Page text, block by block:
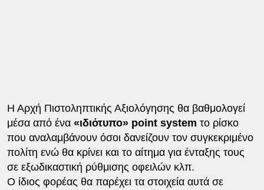
Η Αρχή Πιστοληπτικής Αξιολόγησης θα βαθμολογεί
μέσα από ένα «ιδιότυπο» point system το ρίσκο
που αναλαμβάνουν όσοι δανείζουν τον συγκεκριμένο
πολίτη ενώ θα κρίνει και το αίτημα για ένταξης τους
σε εξωδικαστική ρύθμισης οφειλών κλπ.
Ο ίδιος φορέας θα παρέχει τα στοιχεία αυτά σε